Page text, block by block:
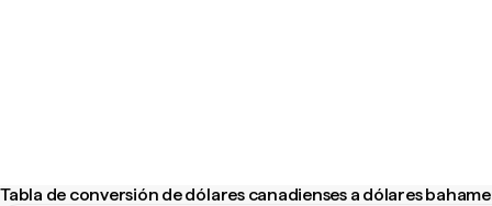
Tabla de conversión de dólares canadienses a dólares